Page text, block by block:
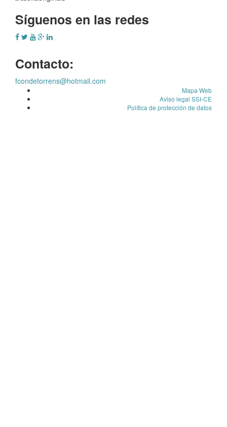
Síguenos en las redes
Contacto:
fcondetorrens@hotmail.com
Mapa Web
Aviso legal SSI-CE
Política de protección de datos